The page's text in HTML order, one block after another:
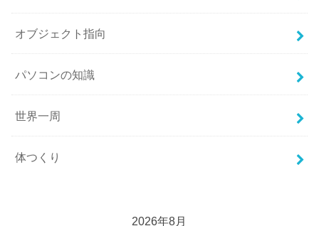
オブジェクト指向
パソコンの知識
世界一周
体つくり
2026年8月